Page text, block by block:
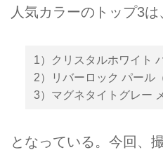
人気カラーのトップ3は
1）クリスタルホワイト
2）リバーロック パール
3）マグネタイトグレー
となっている。今回、